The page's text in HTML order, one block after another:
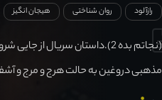
رازآلود روان شناختی هیجان انگیز
(نجاتم بده 2).داستان سریال
مذهبی دروغین به حالت هرج و مرج و